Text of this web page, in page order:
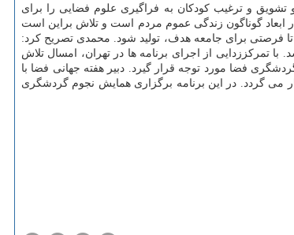
و ترغیب كودكان به فراگیری علوم فضایی را برای
ابعاد گوناگون زندگی عموم مردم است و تلاش براین است
فرصتی برای جامعه هدف، تولید شود. محمدی تصریح كرد:
از اجرای برنامه ها در تهران، امسال تلاش
فضا مورد توجه قرار گیرد. دبیر هفته جهانی فضا با
برگزار می گردد. در این برنامه برگزاری همایش نجوم گردشگری